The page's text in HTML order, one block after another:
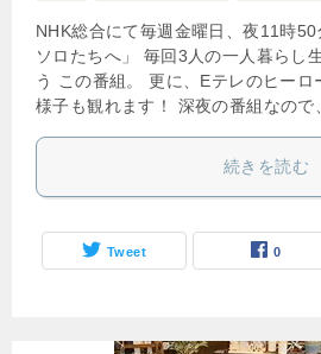
NHK総合にて毎週金曜日、夜11時
ソロたちへ」 毎回3人の一人暮らし
う この番組。 更に、Eテレのヒー
様子も観れます！ 深夜の番組なの
続きを読む
Tweet 0